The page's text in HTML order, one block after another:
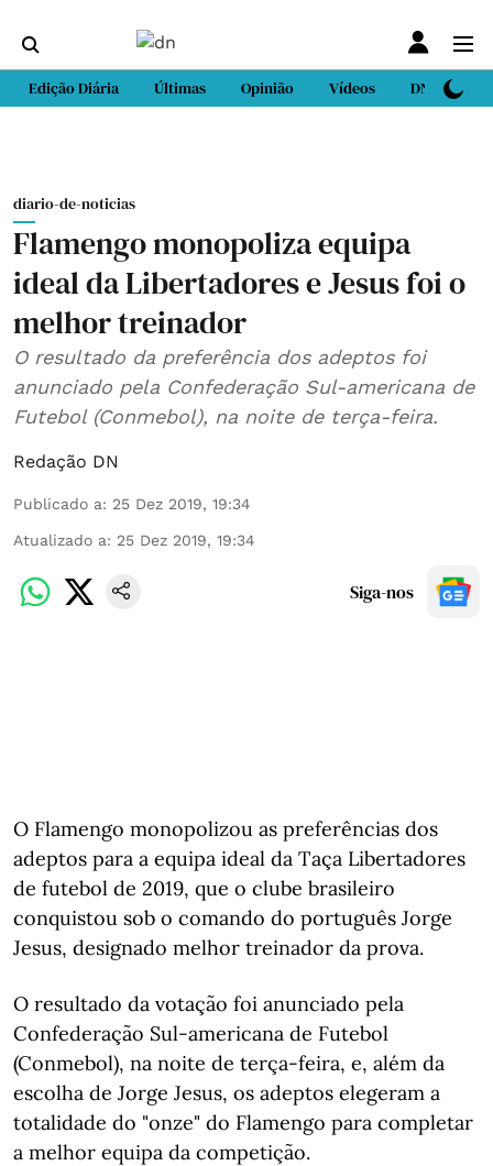
Edição Diária Últimas Opinião Vídeos DN Sport
diario-de-noticias
Flamengo monopoliza equipa
ideal da Libertadores e Jesus foi o
melhor treinador
O resultado da preferência dos adeptos foi
anunciado pela Confederação Sul-americana de
Futebol (Conmebol), na noite de terça-feira.
Redação DN
Publicado a: 25 Dez 2019, 19:34
Atualizado a: 25 Dez 2019, 19:34
Siga-nos
O Flamengo monopolizou as preferências dos
adeptos para a equipa ideal da Taça Libertadores
de futebol de 2019, que o clube brasileiro
conquistou sob o comando do português Jorge
Jesus, designado melhor treinador da prova.
O resultado da votação foi anunciado pela
Confederação Sul-americana de Futebol
(Conmebol), na noite de terça-feira, e, além da
escolha de Jorge Jesus, os adeptos elegeram a
totalidade do "onze" do Flamengo para completar
a melhor equipa da competição.